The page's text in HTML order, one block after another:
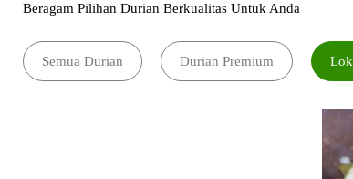
Beragam Pilihan Durian Berkualitas Untuk Anda
Semua Durian Durian Premium